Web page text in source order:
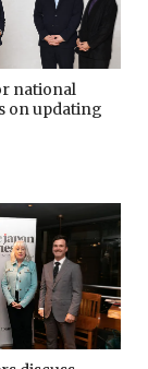
national
on updating